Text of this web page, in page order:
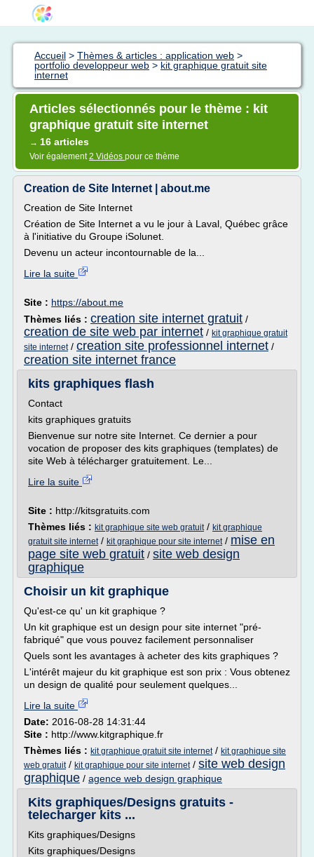
Accueil > Thèmes & articles : application web >
portfolio developpeur web > kit graphique gratuit site
internet
Articles sélectionnés pour le thème : kit
graphique gratuit site internet
→ 16 articles
Voir également2 Vidéos pour ce thème
Creation de Site Internet | about.me
Creation de Site Internet
Création de Site Internet a vu le jour à Laval, Québec grâce
à l'initiative du Groupe iSolunet.
Devenu un acteur incontournable de la...
Lire la suite
Site : https://about.me
Thèmes liés : creation site internet gratuit /
creation de site web par internet / kit graphique gratuit
site internet/ creation site professionnel internet /
creation site internet france
kits graphiques flash
Contact
kits graphiques gratuits
Bienvenue sur notre site Internet. Ce dernier a pour
vocation de proposer des kits graphiques (templates) de
site Web à télécharger gratuitement. Le...
Lire la suite
Site : http://kitsgratuits.com
Thèmes liés : kit graphique site web gratuit/ kit graphique
gratuit site internet/ kit graphique pour site internet/ mise en
page site web gratuit / site web design
graphique
Choisir un kit graphique
Qu'est-ce qu' un kit graphique ?
Un kit graphique est un design pour site internet "pré-
fabriqué" que vous pouvez facilement personnaliser
Quels sont les avantages à acheter des kits graphiques ?
L'intérêt majeur du kit graphique est son prix : Vous obtenez
un design de qualité pour seulement quelques...
Lire la suite
Date: 2016-08-28 14:31:44
Site : http://www.kitgraphique.fr
Thèmes liés : kit graphique gratuit site internet/ kit graphique site
web gratuit/ kit graphique pour site internet/ site web design
graphique / agence web design graphique
Kits graphiques/Designs gratuits -
telecharger kits ...
Kits graphiques/Designs
Kits graphiques/Designs